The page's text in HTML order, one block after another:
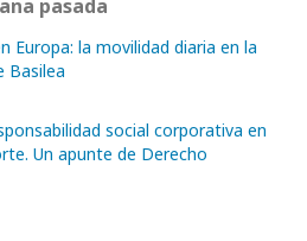
pasada
Europa: la movilidad diaria en la
Basilea
social corporativa en
Un apunte de Derecho